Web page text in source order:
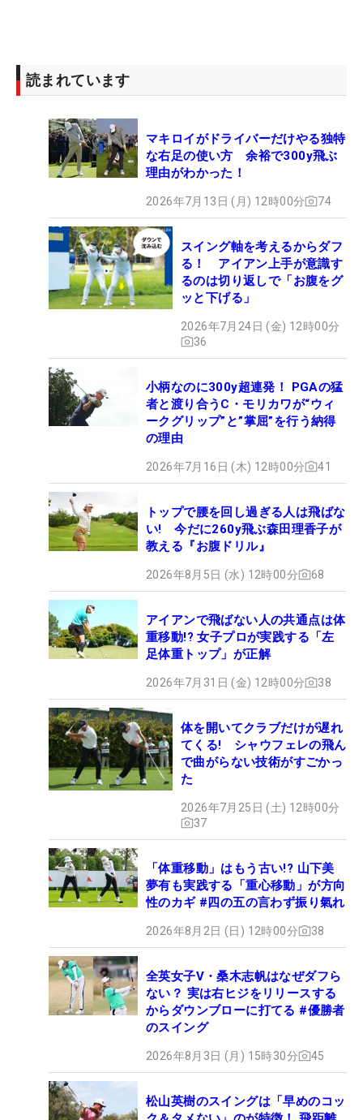
読まれています
マキロイがドライバーだけやる独特
な右足の使い方 余裕で300y飛ぶ
理由がわかった！
2026年7月13日 (月) 12時00分 74
スイング軸を考えるからダフ
る！ アイアン上手が意識す
るのは切り返しで「お腹をグ
ッと下げる」
2026年7月24日 (金) 12時00分
36
小柄なのに300y超連発！ PGAの猛
者と渡り合うC・モリカワが“ウィ
ークグリップ”と”掌屈”を行う納得
の理由
2026年7月16日 (木) 12時00分 41
トップで腰を回し過ぎる人は飛ばな
い! 今だに260y飛ぶ森田理香子が
教える『お腹ドリル』
2026年8月5日 (水) 12時00分 68
アイアンで飛ばない人の共通点は体
重移動!? 女子プロが実践する「左
足体重トップ」が正解
2026年7月31日 (金) 12時00分 38
体を開いてクラブだけが遅れ
てくる! シャウフェレの飛ん
で曲がらない技術がすごかっ
た
2026年7月25日 (土) 12時00分
37
「体重移動」はもう古い!? 山下美
夢有も実践する「重心移動」が方向
性のカギ #四の五の言わず振り氣れ
2026年8月2日 (日) 12時00分 38
全英女子V・桑木志帆はなぜダフら
ない？ 実は右ヒジをリリースする
からダウンブローに打てる #優勝者
のスイング
2026年8月3日 (月) 15時30分 45
松山英樹のスイングは「早めのコッ